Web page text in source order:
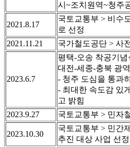
시~조치원역~청주
2021.8.17
국토교통부 > 비수
로 선정
2021.11.21
국가철도공단 > 사
2023.6.7
평택-오송 착공기념
대전-세종-충북 광
- 청주 도심을 통과
- 최대한 속도감 있
고 밝힘
2023.9.27
국토교통부 > 민자
2023.10.30
국토교통부 > 민간
추진 대상 사업 선정